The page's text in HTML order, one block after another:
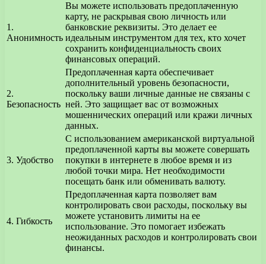
1.
Анонимность
Вы можете использовать предоплаченную
карту, не раскрывая свою личность или
банковские реквизиты. Это делает ее
идеальным инструментом для тех, кто хочет
сохранить конфиденциальность своих
финансовых операций.
2.
Безопасность
Предоплаченная карта обеспечивает
дополнительный уровень безопасности,
поскольку ваши личные данные не связаны с
ней. Это защищает вас от возможных
мошеннических операций или кражи личных
данных.
3. Удобство
С использованием американской виртуальной
предоплаченной карты вы можете совершать
покупки в интернете в любое время и из
любой точки мира. Нет необходимости
посещать банк или обменивать валюту.
4. Гибкость
Предоплаченная карта позволяет вам
контролировать свои расходы, поскольку вы
можете установить лимиты на ее
использование. Это помогает избежать
неожиданных расходов и контролировать свои
финансы.